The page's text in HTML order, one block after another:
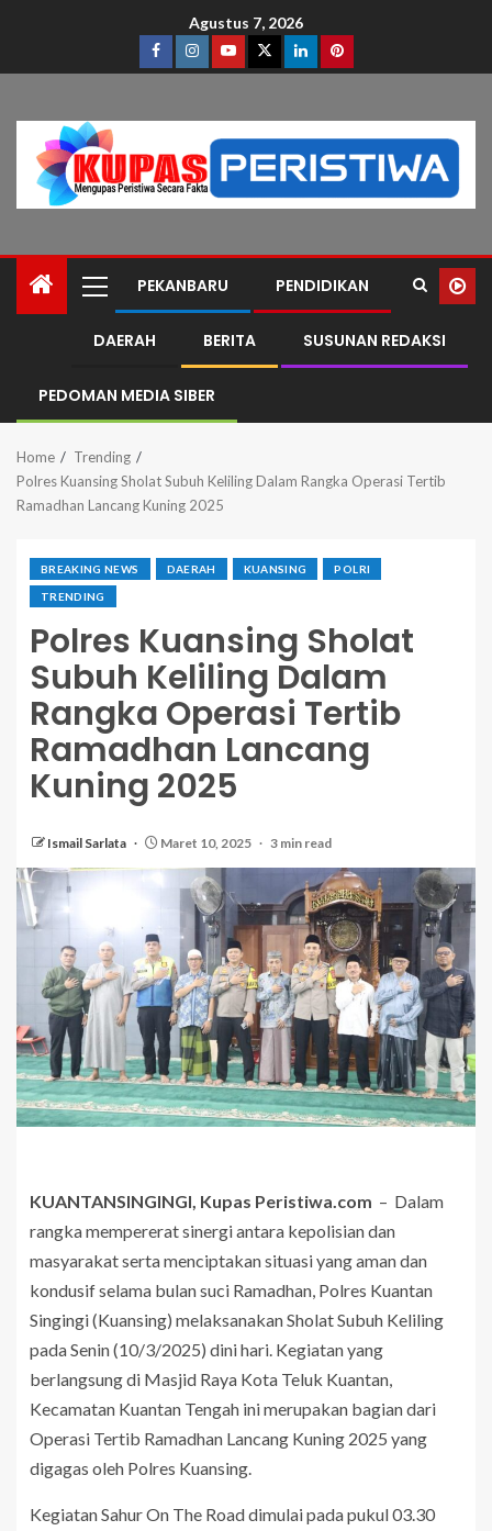
Agustus 7, 2026
PEKANBARU PENDIDIKAN
DAERAH BERITA SUSUNAN REDAKSI
PEDOMAN MEDIA SIBER
Home
Trending
Polres Kuansing Sholat Subuh Keliling Dalam Rangka Operasi Tertib
Ramadhan Lancang Kuning 2025
BREAKING NEWS DAERAH KUANSING POLRI
TRENDING
Polres Kuansing Sholat
Subuh Keliling Dalam
Rangka Operasi Tertib
Ramadhan Lancang
Kuning 2025
Ismail Sarlata Maret 10, 2025 3 min read
KUANTANSINGINGI, Kupas Peristiwa.com – Dalam
rangka mempererat sinergi antara kepolisian dan
masyarakat serta menciptakan situasi yang aman dan
kondusif selama bulan suci Ramadhan, Polres Kuantan
Singingi (Kuansing) melaksanakan Sholat Subuh Keliling
pada Senin (10/3/2025) dini hari. Kegiatan yang
berlangsung di Masjid Raya Kota Teluk Kuantan,
Kecamatan Kuantan Tengah ini merupakan bagian dari
Operasi Tertib Ramadhan Lancang Kuning 2025 yang
digagas oleh Polres Kuansing.
Kegiatan Sahur On The Road dimulai pada pukul 03.30